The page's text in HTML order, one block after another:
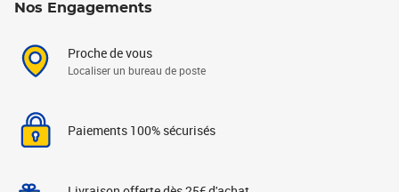
Nos Engagements
Proche de vous
Localiser un bureau de poste
Paiements 100% sécurisés